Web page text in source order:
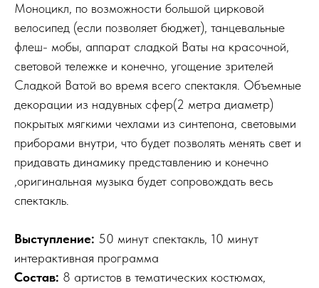
Моноцикл, по возможности большой цирковой
велосипед (если позволяет бюджет), танцевальные
флеш- мобы, аппарат сладкой Ваты на красочной,
световой тележке и конечно, угощение зрителей
Сладкой Ватой во время всего спектакля. Объемные
декорации из надувных сфер(2 метра диаметр)
покрытых мягкими чехлами из синтепона, световыми
приборами внутри, что будет позволять менять свет и
придавать динамику представлению и конечно
,оригинальная музыка будет сопровождать весь
спектакль.
Выступление: 50 минут спектакль, 10 минут
интерактивная программа
Состав: 8 артистов в тематических костюмах,